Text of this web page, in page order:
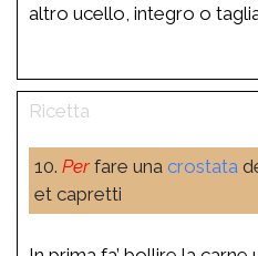
altro ucello, integro o
10. Perfare una crostata
et capretti